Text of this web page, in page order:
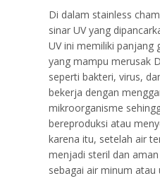
Di dalam stainless
sinar UV yang
UV ini memiliki panjang
yang mampu merusak
seperti bakteri, virus,
bekerja dengan
mikroorganisme
bereproduksi atau
karena itu, setelah air
menjadi steril dan
sebagai air minum atau